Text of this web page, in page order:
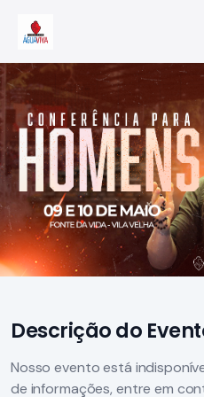
Descrição do
Nosso evento está
de informações, entre em